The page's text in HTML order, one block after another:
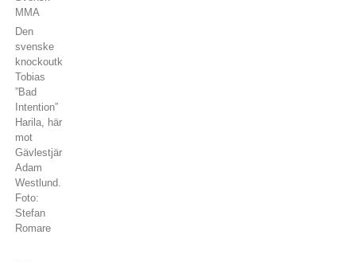
Den
svenske
knockoutkungen
Tobias
”Bad
Intention”
Harila, här
mot
Gävlestjärnan
Adam
Westlund.
Foto:
Stefan
Romare